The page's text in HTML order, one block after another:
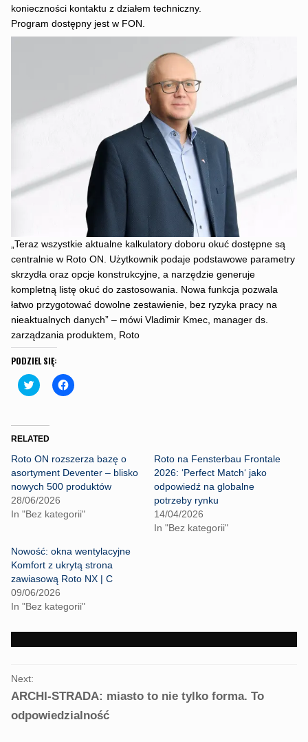
konieczności kontaktu z działem techniczny.
Program dostępny jest w FON.
„Teraz wszystkie aktualne kalkulatory doboru okuć dostępne są
centralnie w Roto ON. Użytkownik podaje podstawowe parametry
skrzydła oraz opcje konstrukcyjne, a narzędzie generuje
kompletną listę okuć do zastosowania. Nowa funkcja pozwala
łatwo przygotować dowolne zestawienie, bez ryzyka pracy na
nieaktualnych danych” – mówi Vladimir Kmec, manager ds.
zarządzania produktem, Roto
PODZIEL SIĘ:
C
l
t
o
h
a
r
e
o
n
w
e
r
(
O
p
e
n
n
d
w
C
l
h
a
r
o
a
o
o
k
(
e
i
n
o
RELATED
Roto ON rozszerza bazę o
asortyment Deventer – blisko
nowych 500 produktów
28/06/2026
In "Bez kategorii"
Roto na Fensterbau Frontale
2026: ‘Perfect Match‘ jako
odpowiedź na globalne
potrzeby rynku
14/04/2026
In "Bez kategorii"
Nowość: okna wentylacyjne
Komfort z ukrytą strona
zawiasową Roto NX | C
09/06/2026
In "Bez kategorii"
PORTFOLIO
NAVIGATION
Next:
ARCHI-STRADA: miasto to nie tylko forma. To
odpowiedzialność